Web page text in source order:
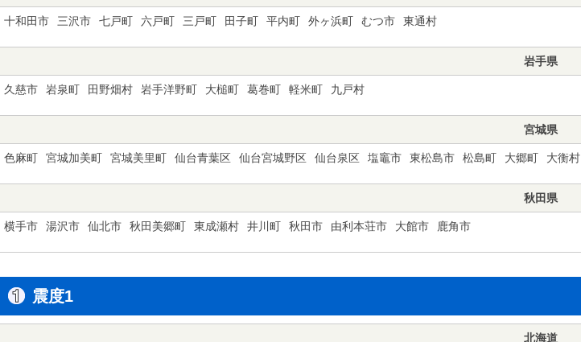
十和田市 三沢市 七戸町 六戸町 三戸町 田子町 平内町 外ヶ浜町 むつ市 東通村
岩手県
久慈市 岩泉町 田野畑村 岩手洋野町 大槌町 葛巻町 軽米町 九戸村
宮城県
色麻町 宮城加美町 宮城美里町 仙台青葉区 仙台宮城野区 仙台泉区 塩竈市 東松島市 松島町 大郷町 大衡村
秋田県
横手市 湯沢市 仙北市 秋田美郷町 東成瀬村 井川町 秋田市 由利本荘市 大館市 鹿角市
震度1
北海道